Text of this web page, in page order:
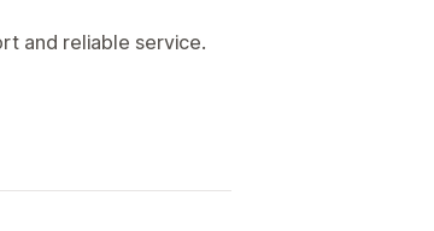
and reliable service.